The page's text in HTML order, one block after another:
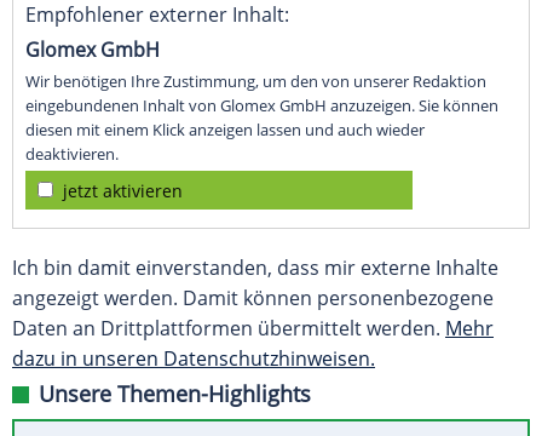
Empfohlener externer Inhalt:
Glomex GmbH
Wir benötigen Ihre Zustimmung, um den von unserer Redaktion
eingebundenen Inhalt von Glomex GmbH anzuzeigen. Sie können
diesen mit einem Klick anzeigen lassen und auch wieder
deaktivieren.
jetzt aktivieren
Ich bin damit einverstanden, dass mir externe Inhalte
angezeigt werden. Damit können personenbezogene
Daten an Drittplattformen übermittelt werden. Mehr
dazu in unseren Datenschutzhinweisen.
Unsere Themen-Highlights